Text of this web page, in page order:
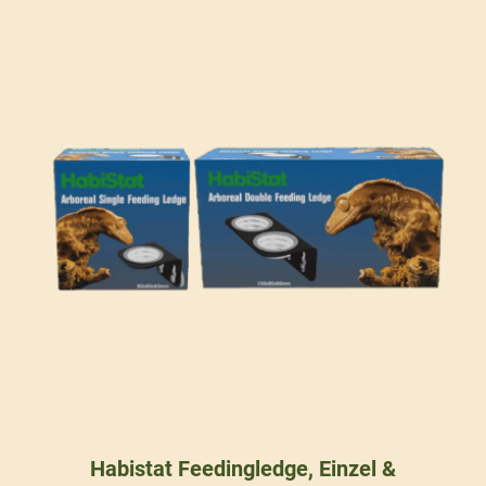
Habistat Feedingledge, Einzel &